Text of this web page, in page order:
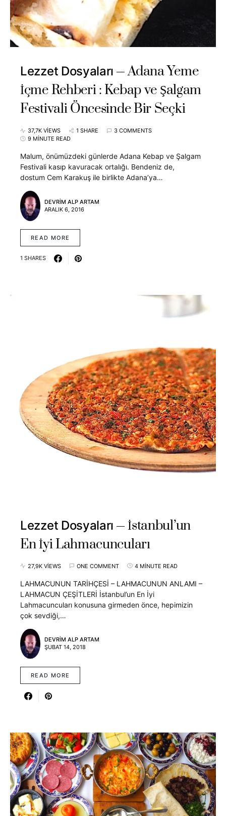
Lezzet Dosyaları
Adana Yeme
İçme Rehberi : Kebap ve Şalgam
Festivali Öncesinde Bir Seçki
37,7K VIEWS 1 SHARE
3 COMMENTS
9 MINUTE READ
Malum, önümüzdeki günlerde Adana Kebap ve Şalgam
Festivali kasıp kavuracak ortalığı. Bendeniz de,
dostum Cem Karakuş ile birlikte Adana’ya…
DEVRIM ALP ARTAM
ARALIK 6, 2016
READ MORE
1 SHARES
Lezzet Dosyaları
İstanbul’un
En İyi Lahmacuncuları
27,9K VIEWS ONE COMMENT 4 MINUTE READ
LAHMACUNUN TARİHÇESİ – LAHMACUNUN ANLAMI –
LAHMACUN ÇEŞİTLERİ İstanbul’un En İyi
Lahmacuncuları konusuna girmeden önce, hepimizin
çok sevdiği,…
DEVRIM ALP ARTAM
ŞUBAT 14, 2018
READ MORE